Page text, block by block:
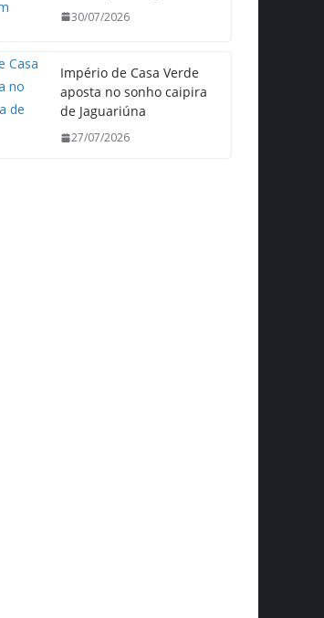
30/07/2026
Império de Casa Verde
aposta no sonho caipira
de Jaguariúna
27/07/2026